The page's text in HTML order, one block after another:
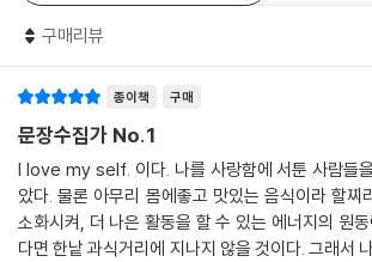
책의 마지막 부분에 있는 라이팅 노트에 마음을 움
때, 그 순간의 감정이 고스란히 느껴질 거에요.
“No need to hurry. No need to sparkle.
No need to be anybody but oneself.” by
서두를 필요 없어요. 반짝일 필요 없어요. 자기 자신
필요 없어요.
구매리뷰
종이책 구매
문장수집가 No.1
I love my self. 이다. 나를 사랑함에 서툰 사람들
았다. 물론 아무리 몸에좋고 맛있는 음식이라 할찌
소화시켜, 더 나은 활동을 할 수 있는 에너지의 원
다면 한낱 과식거리에 지나지 않을 것이다. 그래서